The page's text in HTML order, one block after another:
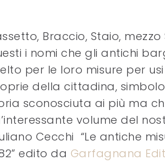
Braccio, Staio, mezzo
i nomi che gli antichi
per le loro misure per
della cittadina,
sconosciuta ai più ma
volume del
Cecchi “Le antiche
edito da Garfagnana